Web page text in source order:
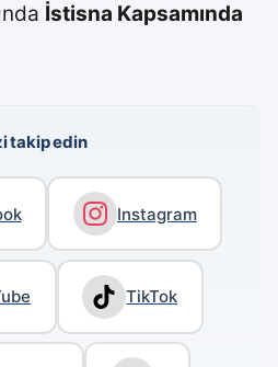
İstisna Kapsamında
takip edin
Instagram
TikTok